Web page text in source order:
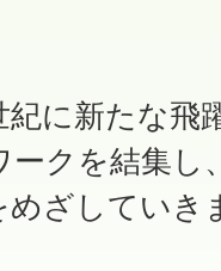
紀に新たな飛
ークを結集し
ざしていき